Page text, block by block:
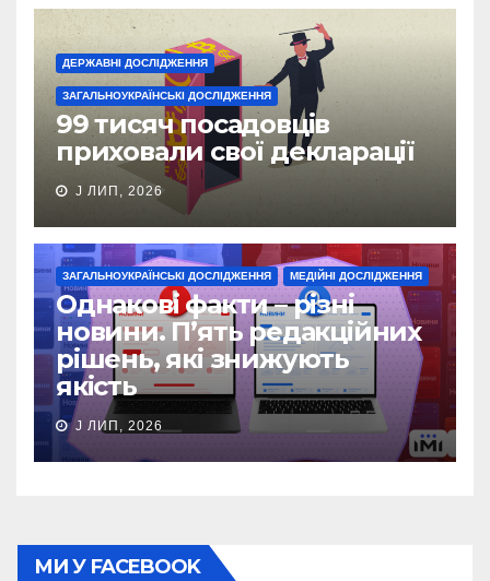
ДЕРЖАВНІ ДОСЛІДЖЕННЯ
ЗАГАЛЬНОУКРАЇНСЬКІ ДОСЛІДЖЕННЯ
99 тисяч посадовців
приховали свої декларації
J ЛИП, 2026
ЗАГАЛЬНОУКРАЇНСЬКІ ДОСЛІДЖЕННЯ МЕДІЙНІ ДОСЛІДЖЕННЯ
Однакові факти – різні
новини. П’ять редакційних
рішень, які знижують
якість
J ЛИП, 2026
МИ У FACEBOOK